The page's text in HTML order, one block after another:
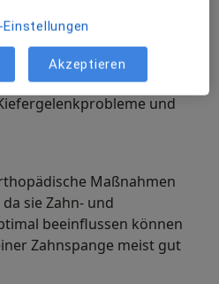
die sich im Laufe
selten zeigen. Bleibt eine
Folgen die sich auf den
können. Häufig sind hier
und
Maßnahmen
sie Zahn- und
beeinflussen können
Zahnspange meist gut
Akzeptieren